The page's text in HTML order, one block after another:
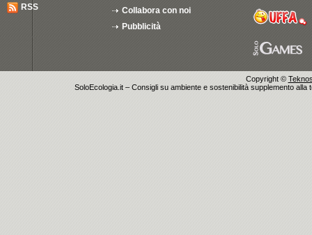
RSS
Collabora con noi
Pubblicità
Copyright ©
SoloEcologia.it – Consigli su ambiente e sostenibilità supplemento